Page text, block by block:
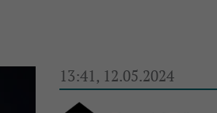
13:41, 12.05.2024